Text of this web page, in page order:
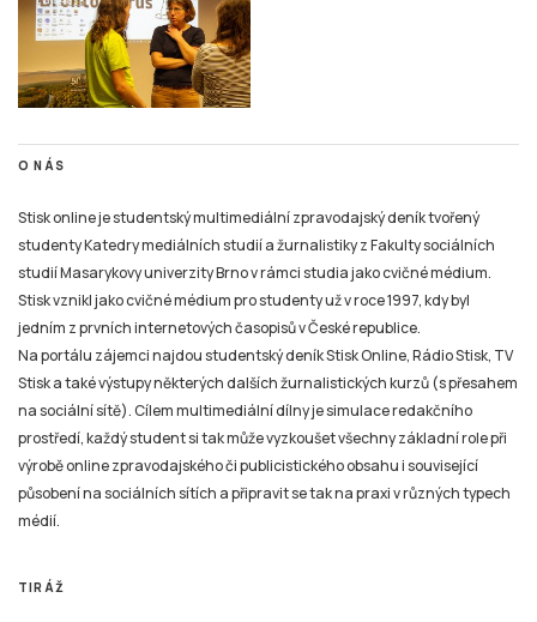
O NÁS
Stisk online je studentský multimediální zpravodajský deník tvořený
studenty Katedry mediálních studií a žurnalistiky z Fakulty sociálních
studií Masarykovy univerzity Brno v rámci studia jako cvičné médium.
Stisk vznikl jako cvičné médium pro studenty už v roce 1997, kdy byl
jedním z prvních internetových časopisů v České republice.
Na portálu zájemci najdou studentský deník Stisk Online, Rádio Stisk, TV
Stisk a také výstupy některých dalších žurnalistických kurzů (s přesahem
na sociální sítě). Cílem multimediální dílny je simulace redakčního
prostředí, každý student si tak může vyzkoušet všechny základní role při
výrobě online zpravodajského či publicistického obsahu i související
působení na sociálních sítích a připravit se tak na praxi v různých typech
médií.
TIRÁŽ